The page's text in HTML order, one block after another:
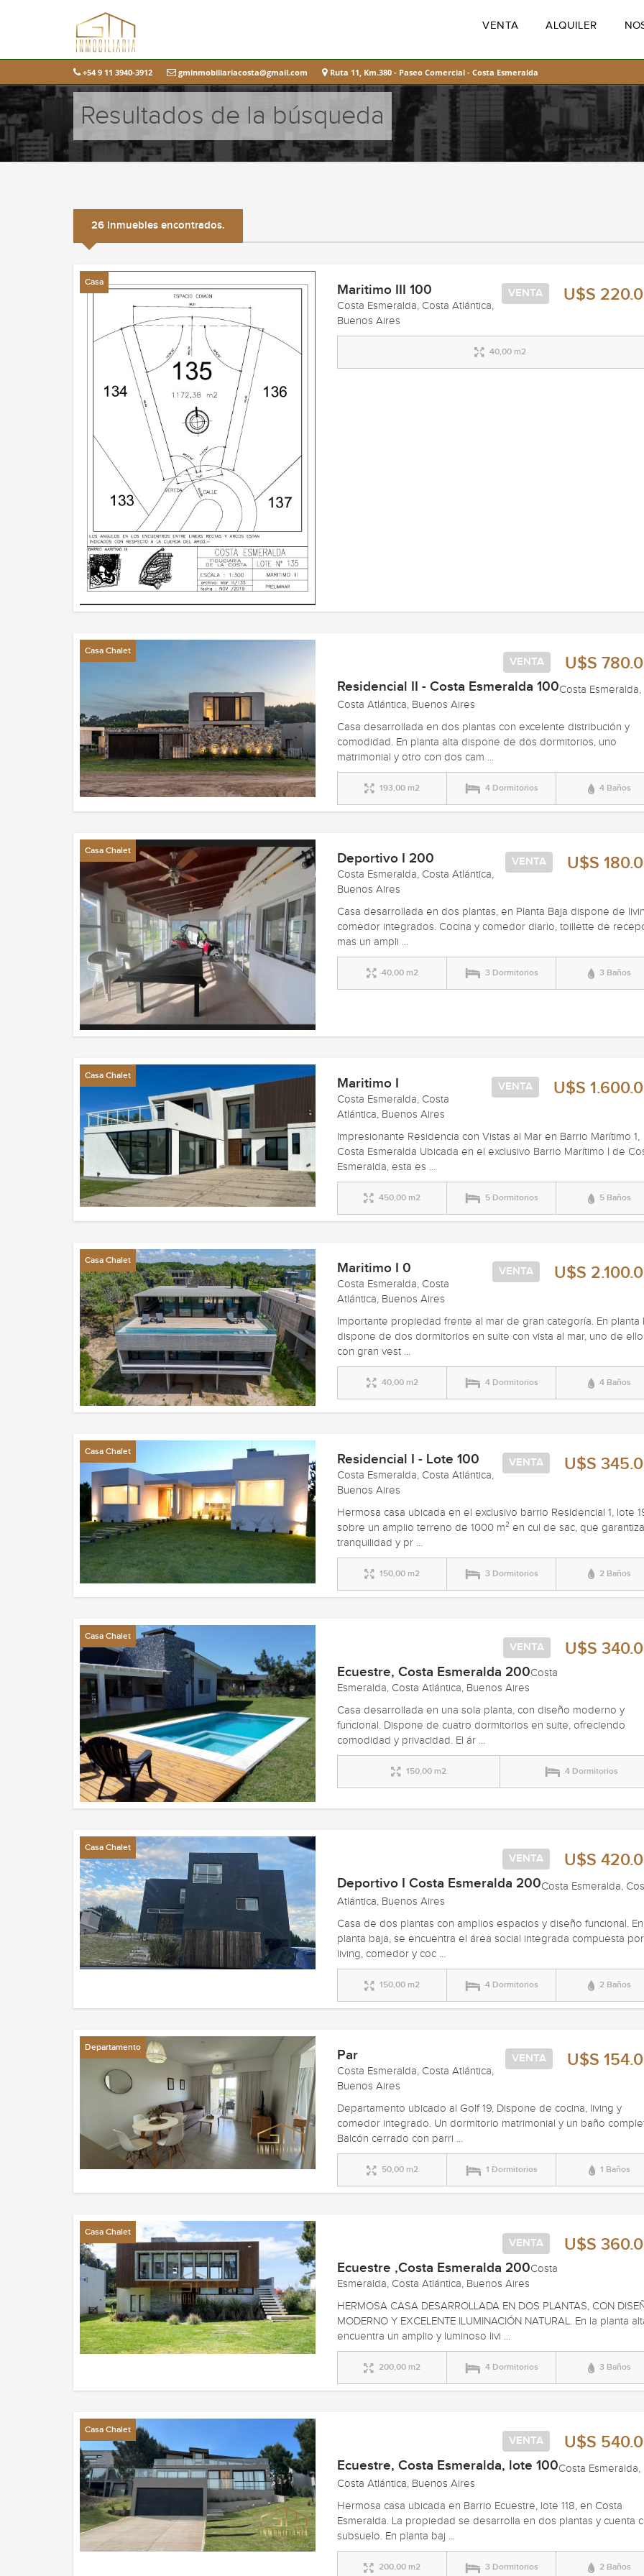
VENTA ALQUILER
+54 9 11 3940-3912 gminmobiliariacosta@gmail.com Ruta 11, Km.380 - Paseo Comercial - Costa Esmeralda
Resultados de la búsqueda
26 inmuebles encontrados.
Casa
U$S
VENTA
Maritimo III 100
Costa Esmeralda, Costa Atlántica,
Buenos Aires
40,00 m2
Casa Chalet
U$S
VENTA
Residencial II - Costa Esmeralda 100Costa Esmeralda,
Costa Atlántica, Buenos Aires
Casa desarrollada en dos plantas con excelente distribución y
comodidad. En planta alta dispone de dos dormitorios, uno
matrimonial y otro con dos cam ...
193,00 m2 4 Dormitorios 4 Baños
Casa Chalet
U$S
VENTA
Deportivo I 200
Costa Esmeralda, Costa Atlántica,
Buenos Aires
Casa desarrollada en dos plantas, en Planta Baja dispone de
comedor integrados. Cocina y comedor diario, toillette de
mas un ampli ...
40,00 m2 3 Dormitorios 3 Baños
Casa Chalet
U$S
VENTA
Maritimo I
Costa Esmeralda, Costa
Atlántica, Buenos Aires
Impresionante Residencia con Vistas al Mar en Barrio Marítimo 1,
Costa Esmeralda Ubicada en el exclusivo Barrio Marítimo I de
Esmeralda, esta es ...
450,00 m2 5 Dormitorios 5 Baños
Casa Chalet
U$S
VENTA
Maritimo I 0
Costa Esmeralda, Costa
Atlántica, Buenos Aires
Importante propiedad frente al mar de gran categoría. En planta
dispone de dos dormitorios en suite con vista al mar, uno de
con gran vest ...
40,00 m2 4 Dormitorios 4 Baños
Casa Chalet
U$S
VENTA
Residencial I - Lote 100
Costa Esmeralda, Costa Atlántica,
Buenos Aires
Hermosa casa ubicada en el exclusivo barrio Residencial 1, lote
sobre un amplio terreno de 1000 m² en cul de sac, que garantiza
tranquilidad y pr ...
150,00 m2 3 Dormitorios 2 Baños
Casa Chalet
U$S
VENTA
Ecuestre, Costa Esmeralda 200Costa
Esmeralda, Costa Atlántica, Buenos Aires
Casa desarrollada en una sola planta, con diseño moderno y
funcional. Dispone de cuatro dormitorios en suite, ofreciendo
comodidad y privacidad. El ár ...
150,00 m2 4 Dormitorios
Casa Chalet
U$S
VENTA
Deportivo I Costa Esmeralda 200Costa Esmeralda,
Atlántica, Buenos Aires
Casa de dos plantas con amplios espacios y diseño funcional. En
planta baja, se encuentra el área social integrada compuesta por
living, comedor y coc ...
150,00 m2 4 Dormitorios 2 Baños
Departamento
U$S
VENTA
Par
Costa Esmeralda, Costa Atlántica,
Buenos Aires
Departamento ubicado al Golf 19, Dispone de cocina, living y
comedor integrado. Un dormitorio matrimonial y un baño
Balcón cerrado con parri ...
50,00 m2 1 Dormitorios 1 Baños
Casa Chalet
U$S
VENTA
Ecuestre ,Costa Esmeralda 200Costa
Esmeralda, Costa Atlántica, Buenos Aires
HERMOSA CASA DESARROLLADA EN DOS PLANTAS, CON
MODERNO Y EXCELENTE ILUMINACIÓN NATURAL. En la planta
encuentra un amplio y luminoso livi ...
200,00 m2 4 Dormitorios 3 Baños
Casa Chalet
U$S
VENTA
Ecuestre, Costa Esmeralda, lote 100Costa Esmeralda,
Costa Atlántica, Buenos Aires
Hermosa casa ubicada en Barrio Ecuestre, lote 118, en Costa
Esmeralda. La propiedad se desarrolla en dos plantas y cuenta
subsuelo. En planta baj ...
200,00 m2 3 Dormitorios 2 Baños